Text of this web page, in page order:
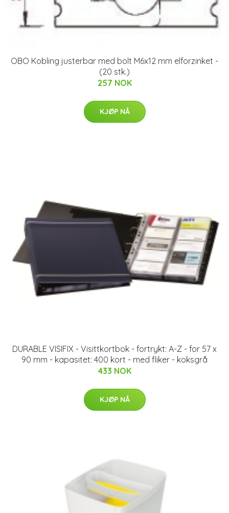
OBO Kobling justerbar med bolt M6x12 mm elforzinket -
(20 stk.)
257 NOK
KJØP NÅ
DURABLE VISIFIX - Visittkortbok - fortrykt: A-Z - for 57 x
90 mm - kapasitet: 400 kort - med fliker - koksgrå
433 NOK
KJØP NÅ